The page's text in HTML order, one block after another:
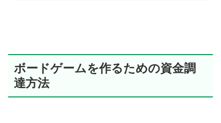
ボードゲームを作るための資金調
達方法